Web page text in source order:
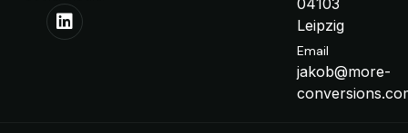
04103
Leipzig
Email
jakob@more-